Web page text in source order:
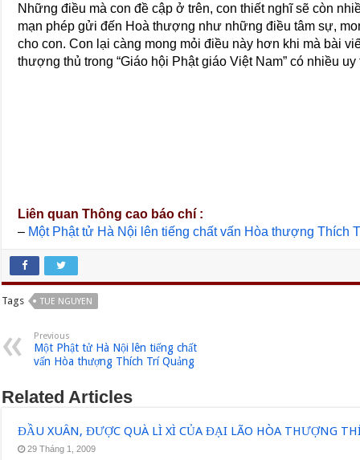
Những điều mà con đề cập ở trên, con thiết nghĩ sẽ còn
mạn phép gửi đến Hoà thượng như những điều tâm sự,
cho con. Con lại càng mong mỏi điều này hơn khi mà bài
thượng thủ trong “Giáo hội Phật giáo Việt Nam” có nhiều
Liên quan Thông cao báo chí :
– Một Phật tử Hà Nội lên tiếng chất vấn Hòa thượng Thích
Tags TUE NGUYEN
Previous
Một Phật tử Hà Nội lên tiếng chất
vấn Hòa thượng Thích Trí Quảng
Related Articles
ĐẦU XUÂN, ĐƯỢC QUÀ LÌ XÌ CỦA ĐẠI LÃO HÒA THƯỢNG
29 Tháng 1, 2009